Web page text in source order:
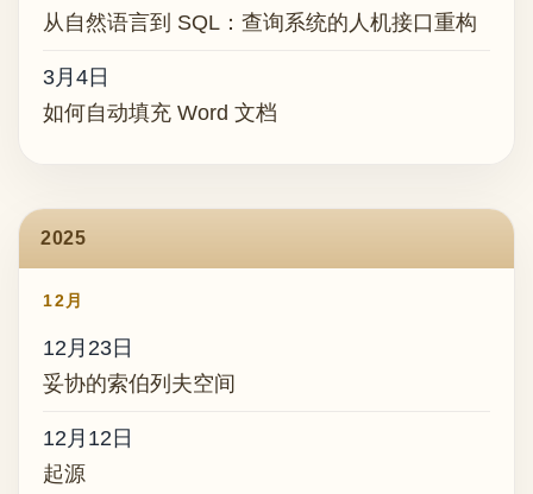
从自然语言到 SQL：查询系统的人机接口重构
3月4日
如何自动填充 Word 文档
2025
12月
12月23日
妥协的索伯列夫空间
12月12日
起源